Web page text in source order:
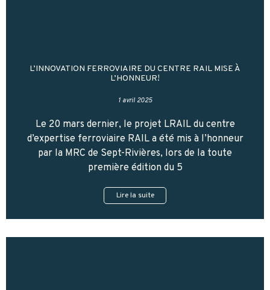
L’INNOVATION FERROVIAIRE DU CENTRE RAIL MISE À
L’HONNEUR!
1 avril 2025
Le 20 mars dernier, le projet LRAIL du centre
d’expertise ferroviaire RAIL a été mis à l’honneur
par la MRC de Sept-Rivières, lors de la toute
première édition du 5
Lire la suite